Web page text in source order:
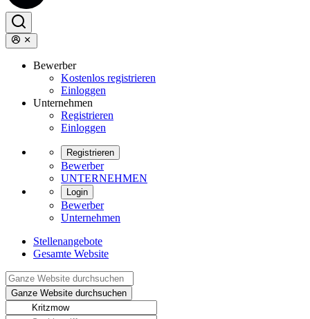
Bewerber
Kostenlos registrieren
Einloggen
Unternehmen
Registrieren
Einloggen
Registrieren
Bewerber
UNTERNEHMEN
Login
Bewerber
Unternehmen
Stellenangebote
Gesamte Website